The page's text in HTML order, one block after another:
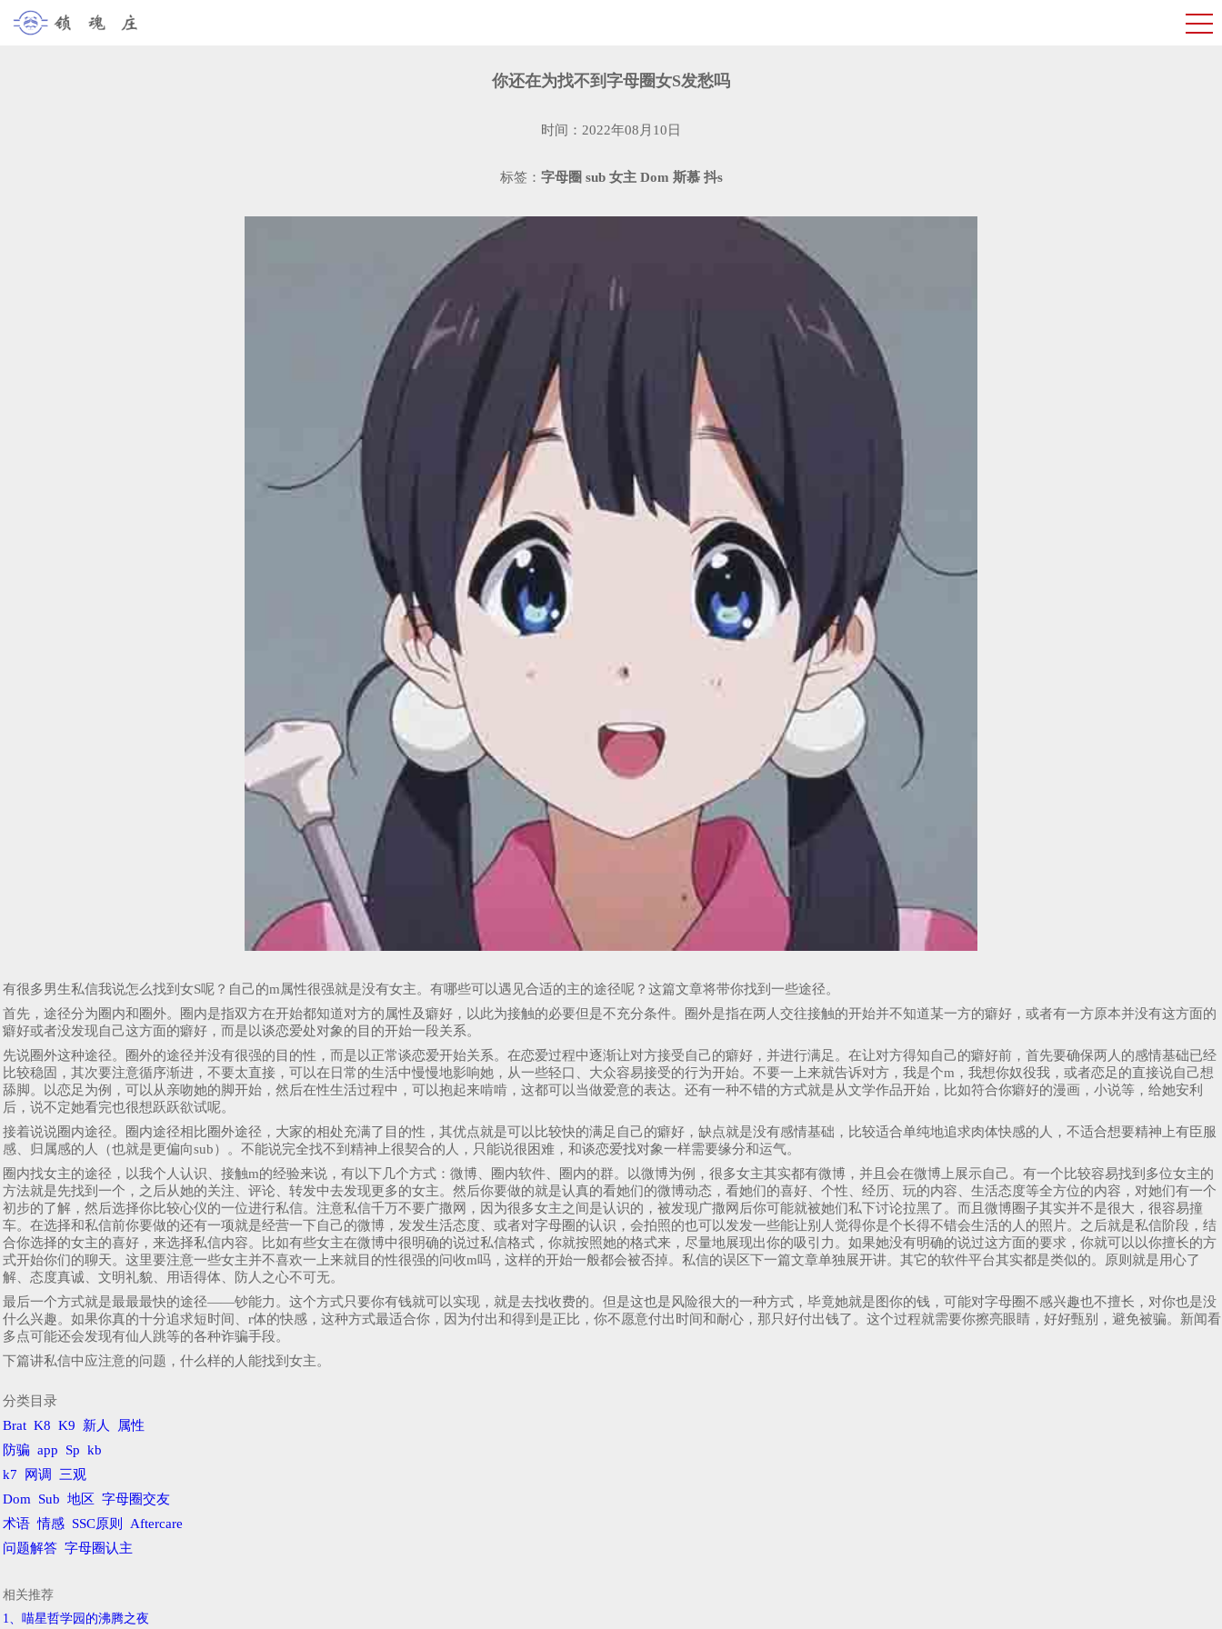
你还在为找不到字母圈女S发愁吗
时间：2022年08月10日
标签： 字母圈 sub 女主 Dom 斯慕 抖s
有很多男生私信我说怎么找到女S呢？自己的m属性很强就是没有女主。有哪些可以遇见合适的主的途径呢？这篇文章将带你找到一些途径。
首先，途径分为圈内和圈外。圈内是指双方在开始都知道对方的属性及癖好，以此为接触的必要但是不充分条件。圈外是指在两人交往接触的开始并不知道某一方的癖好，或者有一方原本并没有这方面的
癖好或者没发现自己这方面的癖好，而是以谈恋爱处对象的目的开始一段关系。
先说圈外这种途径。圈外的途径并没有很强的目的性，而是以正常谈恋爱开始关系。在恋爱过程中逐渐让对方接受自己的癖好，并进行满足。在让对方得知自己的癖好前，首先要确保两人的感情基础已经
比较稳固，其次要注意循序渐进，不要太直接，可以在日常的生活中慢慢地影响她，从一些轻口、大众容易接受的行为开始。不要一上来就告诉对方，我是个m，我想你奴役我，或者恋足的直接说自己想
舔脚。以恋足为例，可以从亲吻她的脚开始，然后在性生活过程中，可以抱起来啃啃，这都可以当做爱意的表达。还有一种不错的方式就是从文学作品开始，比如符合你癖好的漫画，小说等，给她安利
后，说不定她看完也很想跃跃欲试呢。
接着说说圈内途径。圈内途径相比圈外途径，大家的相处充满了目的性，其优点就是可以比较快的满足自己的癖好，缺点就是没有感情基础，比较适合单纯地追求肉体快感的人，不适合想要精神上有臣服
感、归属感的人（也就是更偏向sub）。不能说完全找不到精神上很契合的人，只能说很困难，和谈恋爱找对象一样需要缘分和运气。
圈内找女主的途径，以我个人认识、接触m的经验来说，有以下几个方式：微博、圈内软件、圈内的群。以微博为例，很多女主其实都有微博，并且会在微博上展示自己。有一个比较容易找到多位女主的
方法就是先找到一个，之后从她的关注、评论、转发中去发现更多的女主。然后你要做的就是认真的看她们的微博动态，看她们的喜好、个性、经历、玩的内容、生活态度等全方位的内容，对她们有一个
初步的了解，然后选择你比较心仪的一位进行私信。注意私信千万不要广撒网，因为很多女主之间是认识的，被发现广撒网后你可能就被她们私下讨论拉黑了。而且微博圈子其实并不是很大，很容易撞
车。在选择和私信前你要做的还有一项就是经营一下自己的微博，发发生活态度、或者对字母圈的认识，会拍照的也可以发发一些能让别人觉得你是个长得不错会生活的人的照片。之后就是私信阶段，结
合你选择的女主的喜好，来选择私信内容。比如有些女主在微博中很明确的说过私信格式，你就按照她的格式来，尽量地展现出你的吸引力。如果她没有明确的说过这方面的要求，你就可以以你擅长的方
式开始你们的聊天。这里要注意一些女主并不喜欢一上来就目的性很强的问收m吗，这样的开始一般都会被否掉。私信的误区下一篇文章单独展开讲。其它的软件平台其实都是类似的。原则就是用心了
解、态度真诚、文明礼貌、用语得体、防人之心不可无。
最后一个方式就是最最最快的途径——钞能力。这个方式只要你有钱就可以实现，就是去找收费的。但是这也是风险很大的一种方式，毕竟她就是图你的钱，可能对字母圈不感兴趣也不擅长，对你也是没
什么兴趣。如果你真的十分追求短时间、r体的快感，这种方式最适合你，因为付出和得到是正比，你不愿意付出时间和耐心，那只好付出钱了。这个过程就需要你擦亮眼睛，好好甄别，避免被骗。新闻看
多点可能还会发现有仙人跳等的各种诈骗手段。
下篇讲私信中应注意的问题，什么样的人能找到女主。
分类目录
Brat K8 K9 新人
属性
防骗 app Sp kb
k7
网调
三观
Dom
Sub 地区
字母圈交友
术语 情感 SSC原则
Aftercare
问题解答 字母圈认主
相关推荐
1、喵星哲学园的沸腾之夜